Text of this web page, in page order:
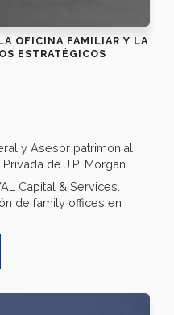
OFICINA FAMILIAR Y LA
ESTRATÉGICOS
y Asesor patrimonial
de J.P. Morgan.
Capital & Services.
de family offices en